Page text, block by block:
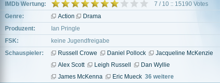
IMDb Wertung:
7 / 10 :: 15190 Votes
Genre:
Action
Drama
Produzent:
Ian Pringle
FSK:
keine Jugendfreigabe
Schauspieler:
Russell Crowe Daniel Pollock
Jacqueline McKenzie
Alex Scott
Leigh Russell
Dan Wyllie
James McKenna
Eric Mueck 36 weitere